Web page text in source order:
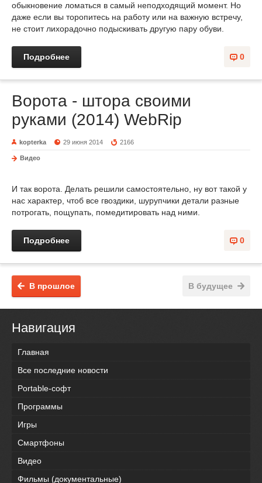
обыкновение ломаться в самый неподходящий момент. Но
даже если вы торопитесь на работу или на важную встречу,
не стоит лихорадочно подыскивать другую пару обуви.
0
Подробнее
Ворота - штора своими
руками (2014) WebRip
kopterka 29 июня 2014 2166
Видео
И так ворота. Делать решили самостоятельно, ну вот такой у
нас характер, чтоб все гвоздики, шурупчики детали разные
потрогать, пощупать, помедитировать над ними.
0
Подробнее
В будущее
В прошлое
Навигация
Главная
Все последние новости
Portable-софт
Программы
Игры
Смартфоны
Видео
Фильмы (документальные)